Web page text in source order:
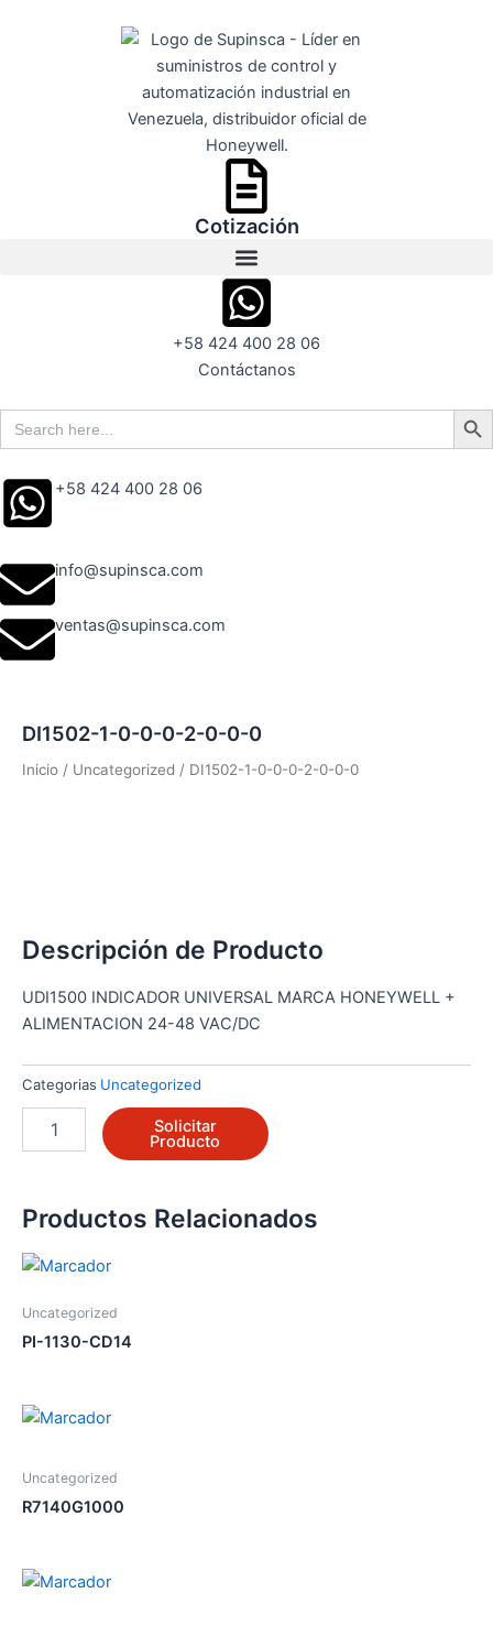
Cotización
+58 424 400 28 06
Contáctanos
Search
for:
Search
+58 424 400 28 06
info@supinsca.com
ventas@supinsca.com
DI1502-1-0-0-0-2-0-0-0
Inicio / Uncategorized / DI1502-1-0-0-0-2-0-0-0
Descripción de Producto
UDI1500 INDICADOR UNIVERSAL MARCA HONEYWELL +
ALIMENTACION 24-48 VAC/DC
Categorias Uncategorized
0-
2-
0-
0-
cantidad
Solicitar
Producto
Productos Relacionados
Uncategorized
PI-1130-CD14
Uncategorized
R7140G1000